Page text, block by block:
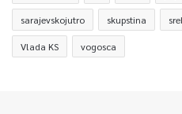
sarajevskojutro skupstina
Vlada KS vogosca